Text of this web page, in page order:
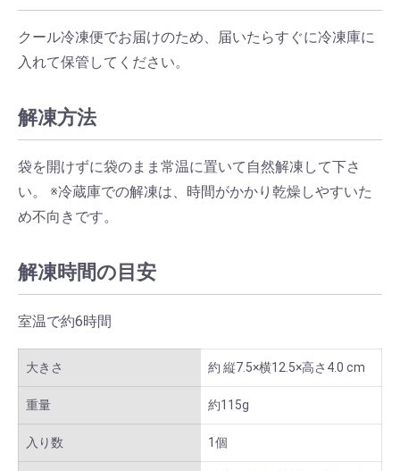
クール冷凍便でお届けのため、届いたらすぐに冷凍庫に
入れて保管してください。
解凍方法
袋を開けずに袋のまま常温に置いて自然解凍して下さ
い。 ※冷蔵庫での解凍は、時間がかかり乾燥しやすいた
め不向きです。
解凍時間の目安
室温で約6時間
大きさ 約 縦7.5×横12.5×高さ4.0 cm
重量 約115g
入り数 1個